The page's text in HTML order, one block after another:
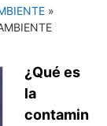
»
¿Qué es
la
contamin